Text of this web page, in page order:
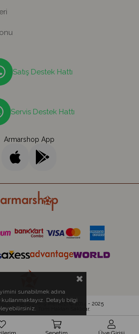
Satış Destek Hattı
Servis Destek Hattı
Armarshop App
Online Alışveriş Merkezi © 2014 - 2025
Ltd.- Tüm Hakları Saklıdır.
sunabilmek adına
Detaylı bilgi